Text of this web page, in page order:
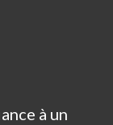
à un